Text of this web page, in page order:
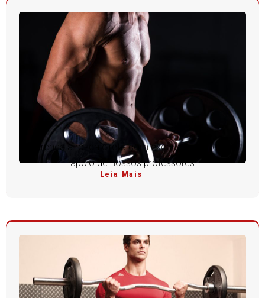
Aprenda a rosca direta com execução perfeita e
apoio de nossos professores
Leia Mais